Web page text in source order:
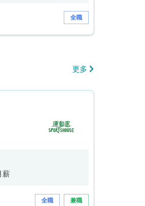
全職
更多
薪
全職 兼職